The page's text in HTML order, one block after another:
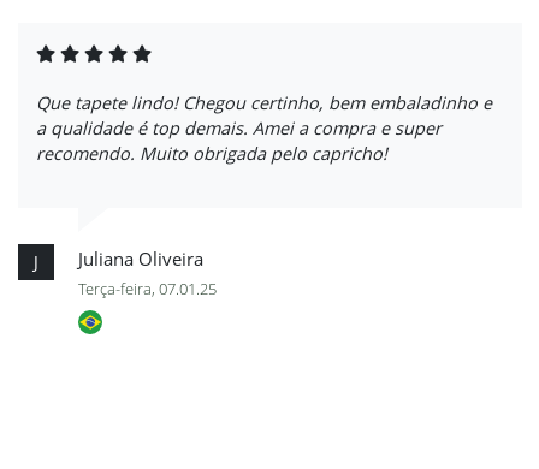
Que tapete lindo! Chegou certinho, bem embaladinho e
a qualidade é top demais. Amei a compra e super
recomendo. Muito obrigada pelo capricho!
J Juliana Oliveira
Terça-feira, 07.01.25